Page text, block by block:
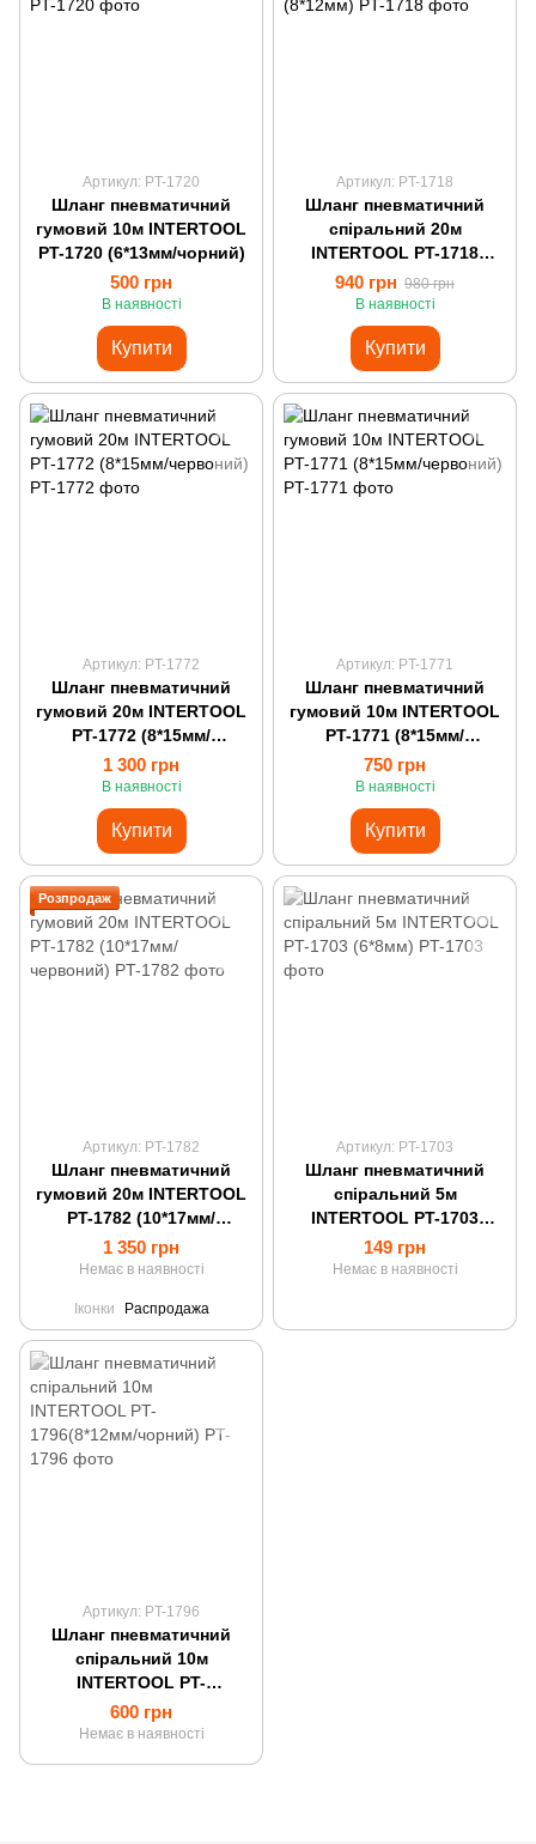
Артикул: PT-1720
Шланг пневматичний
гумовий 10м INTERTOOL
PT-1720 (6*13мм/чорний)
500 грн
В наявності
Купити
Артикул: PT-1718
Шланг пневматичний
спіральний 20м
INTERTOOL PT-1718
(8*12мм)
940 грн 980 грн
В наявності
Купити
Артикул: PT-1772
Шланг пневматичний
гумовий 20м INTERTOOL
PT-1772 (8*15мм/
червоний)
1 300 грн
В наявності
Купити
Артикул: PT-1771
Шланг пневматичний
гумовий 10м INTERTOOL
PT-1771 (8*15мм/
червоний)
750 грн
В наявності
Купити
Розпродаж
Артикул: PT-1782
Шланг пневматичний
гумовий 20м INTERTOOL
PT-1782 (10*17мм/
червоний)
1 350 грн
Немає в наявності
Іконки Распродажа
Артикул: PT-1703
Шланг пневматичний
спіральний 5м
INTERTOOL PT-1703
(6*8мм)
149 грн
Немає в наявності
Артикул: PT-1796
Шланг пневматичний
спіральний 10м
INTERTOOL PT-
1796(8*12мм/чорний)
600 грн
Немає в наявності